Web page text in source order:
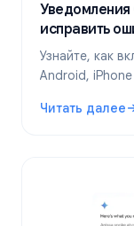
Уведомления
исправить
Узнайте, как
Android,
напоминания
Читать далее
: